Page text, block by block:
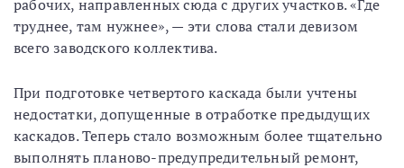
рабочих, направленных сюда с других участков. «Где
труднее, там нужнее», — эти слова стали девизом
всего заводского коллектива.
При подготовке четвертого каскада были учтены
недостатки, допущенные в отработке предыдущих
каскадов. Теперь стало возможным более тщательно
выполнять планово-предупредительный ремонт,